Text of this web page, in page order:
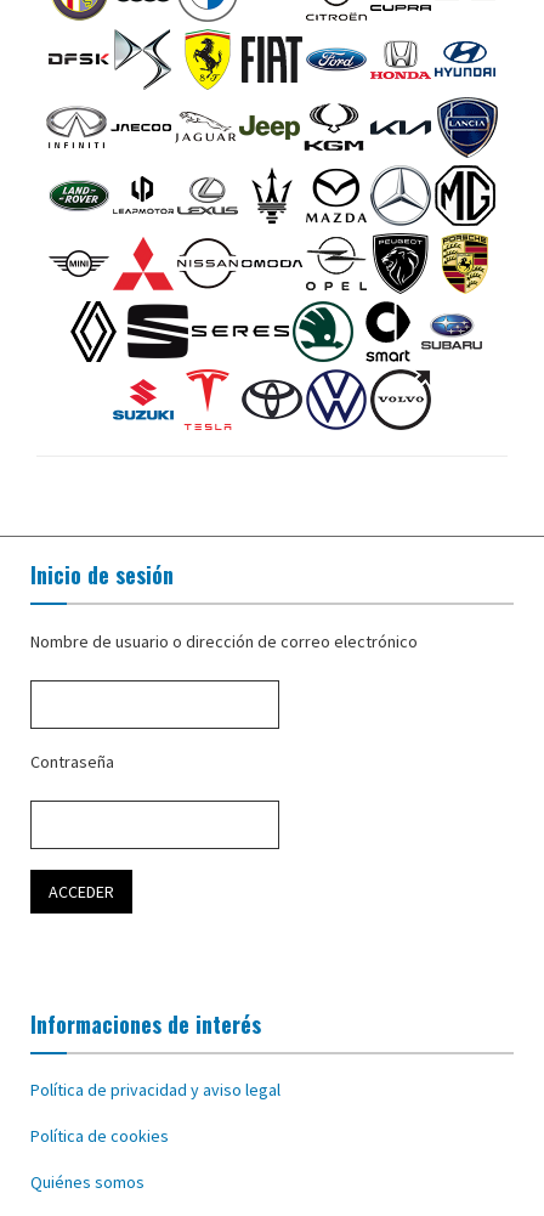
Inicio de sesión
Nombre de usuario o dirección de correo electrónico
Contraseña
Informaciones de interés
Política de privacidad y aviso legal
Política de cookies
Quiénes somos